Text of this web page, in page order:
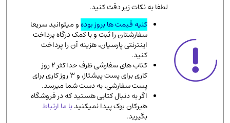
طب گیاهی و سنتی(45)
فلسفه و جامعه شناسی(151)
ادبیات و شعر
ادیان و مذاهب
دانشگاهی و آموزشی
اقتصادی، بازاریابی و مالی(56)
لطفا به نکات زیر دقت کنید.
کلیه قیمت ها بروز بودهو میتوانید سریعا
سفارشتان را ثبت و با کمک درگاه پرداخت
اینترنتی پارسیان، هزینه آن را پرداخت
کنید.
کتاب های سفارشی ظرف حداکثر 2 روز
کاری برای پست پیشتاز، و 3 روز کاری برای
پست سفارشی، به دست شما میرسد.
اگر به دنبال کتابی هستید که در فروشگاه
هیرکان بوک پیدا نمیکنیدبا ما ارتباط
بگیرید.